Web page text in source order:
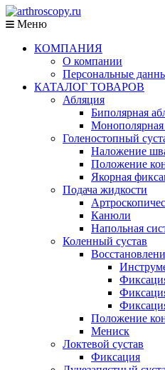
Меню
КОМПАНИЯ
О компании
Персональные
КАТАЛОГ ТОВАРОВ
Абляция
Биполярная
Монополярная
Голеностопный
Наложение
Положение
Якорная
Подача жидкости
Канюли
Напольная
Коленный сустав
Положение
Мениск
Локтевой сустав
Фиксация